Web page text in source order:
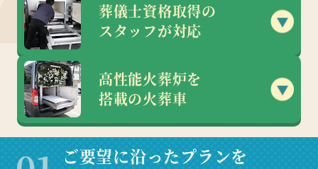
葬儀士資格取得の
スタッフが対応
高性能火葬炉を
搭載の火葬車
ご要望に沿ったプランを